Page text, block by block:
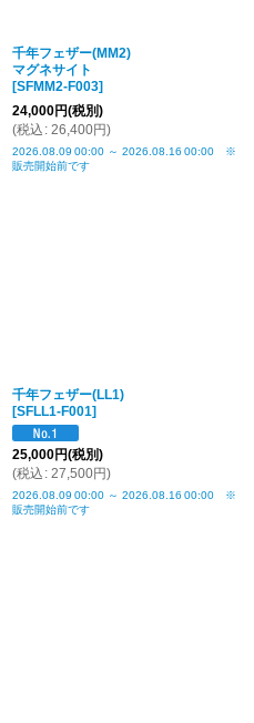
千年フェザー(MM2)
マグネサイト
[SFMM2-F003]
24,000円(税別)
(税込 : 26,400円)
2026.08.09 00:00 ～ 2026.08.16 00:00 ※
販売開始前です
千年フェザー(LL1)
[SFLL1-F001]
25,000円(税別)
(税込 : 27,500円)
2026.08.09 00:00 ～ 2026.08.16 00:00 ※
販売開始前です